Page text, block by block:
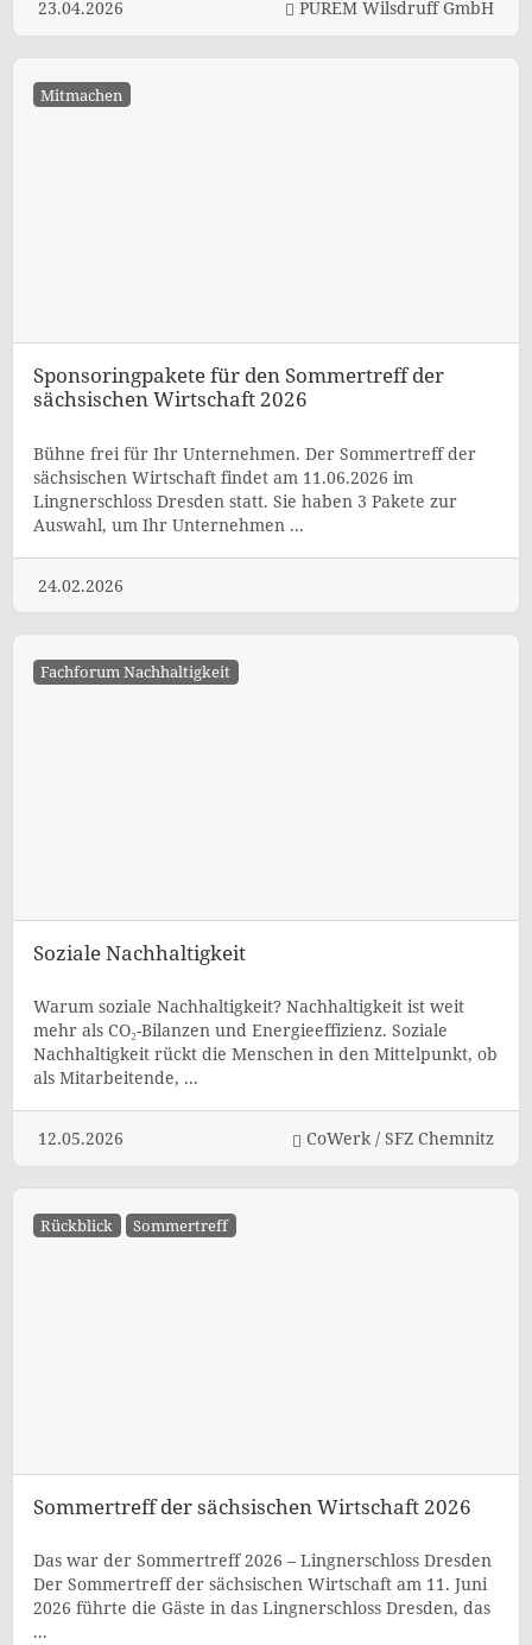
23.04.2026 PUREM Wilsdruff GmbH
Mitmachen
Sponsoringpakete für den Sommertreff der
sächsischen Wirtschaft 2026
Bühne frei für Ihr Unternehmen. Der Sommertreff der
sächsischen Wirtschaft findet am 11.06.2026 im
Lingnerschloss Dresden statt. Sie haben 3 Pakete zur
Auswahl, um Ihr Unternehmen ...
24.02.2026
Fachforum Nachhaltigkeit
Soziale Nachhaltigkeit
Warum soziale Nachhaltigkeit? Nachhaltigkeit ist weit
mehr als CO₂-Bilanzen und Energieeffizienz. Soziale
Nachhaltigkeit rückt die Menschen in den Mittelpunkt, ob
als Mitarbeitende, ...
12.05.2026 CoWerk / SFZ Chemnitz
Rückblick Sommertreff
Sommertreff der sächsischen Wirtschaft 2026
Das war der Sommertreff 2026 – Lingnerschloss Dresden
Der Sommertreff der sächsischen Wirtschaft am 11. Juni
2026 führte die Gäste in das Lingnerschloss Dresden, das
...